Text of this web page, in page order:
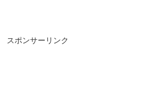
スポンサーリンク